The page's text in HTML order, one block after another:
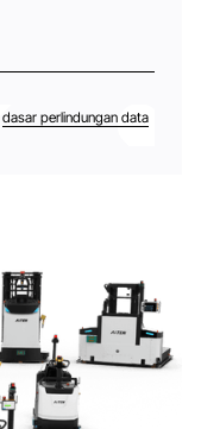
dasar perlindungan data